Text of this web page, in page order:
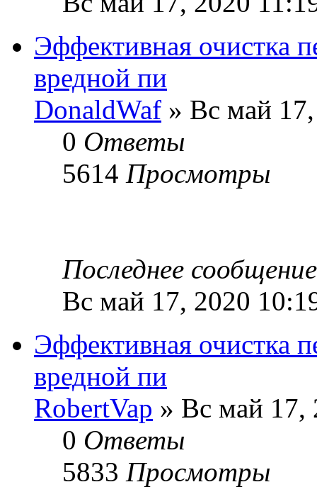
Эффективная очистка
вредной пи
DonaldWaf » Вс май
0 Ответы
5614 Просмотры
Последнее
Вс май 17, 2020
Эффективная очистка
вредной пи
RobertVap » Вс май 17,
0 Ответы
5833 Просмотры